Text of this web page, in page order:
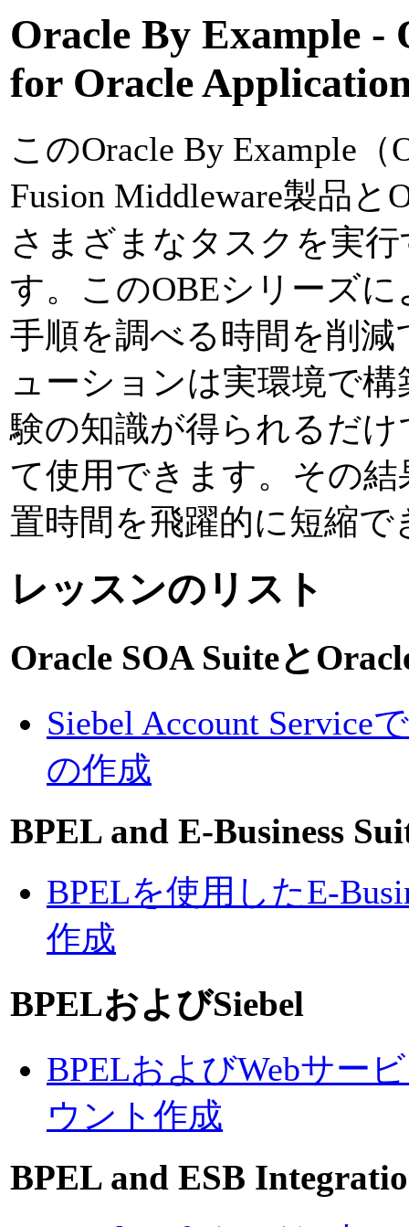
Oracle By Example -
for Oracle
このOracle By Example
Fusion Middleware製品と
さまざまなタスクを実
す。このOBEシリーズ
手順を調べる時間を削
ューションは実環境で
験の知識が得られるだ
て使用できます。その
置時間を飛躍的に短縮で
レッスンのリスト
Oracle SOA Suiteと
Siebel Account Service
の作成
BPEL and E-Business
BPELを使用したE-
作成
BPELおよびSiebel
BPELおよびWebサー
ウント作成
BPEL and ESB